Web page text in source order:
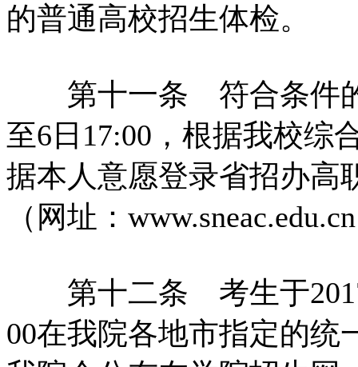
的普通高校招生体检。
第十一条 符合条件的
至6日17:00，根据我校综
据本人意愿登录省招办高
（网址：
第十二条 考生于2017
00在我院各地市指定的统